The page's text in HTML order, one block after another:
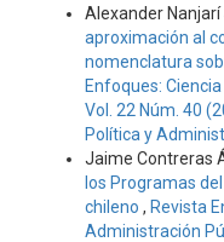
Alexander
aproximación al
nomenclatura
Enfoques:
Vol. 22 Núm. 40
Política y
Jaime Contreras
los Programas
chileno , Revista
Administración